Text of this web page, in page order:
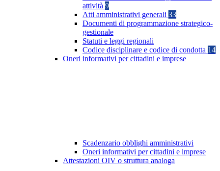
attività 9
Atti amministrativi generali 33
Documenti di programmazione strategico-
gestionale
Statuti e leggi regionali
Codice disciplinare e codice di condotta 14
Oneri informativi per cittadini e imprese
Scadenzario obblighi amministrativi
Oneri informativi per cittadini e imprese
Attestazioni OIV o struttura analoga